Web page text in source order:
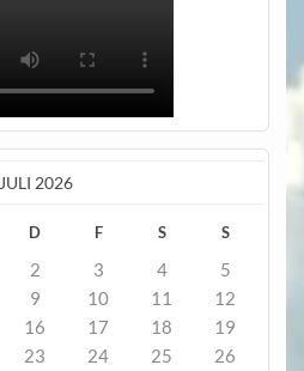
JULI 2026
D F S S
2 3 4
5
9 10 11
12
16 17 18
19
23 24 25
26